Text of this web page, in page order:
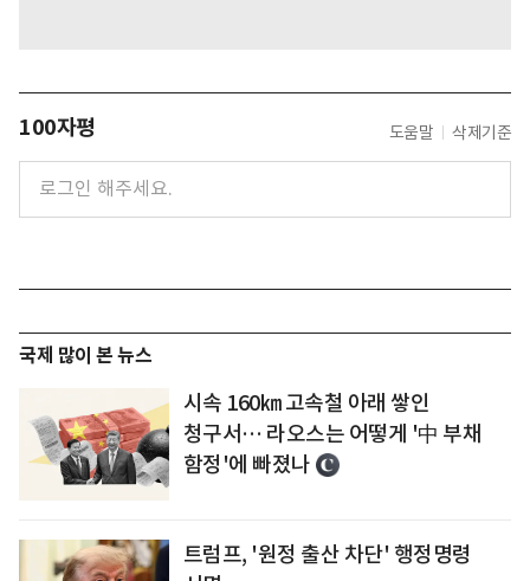
100자평 도움말 삭제기준
국제 많이 본 뉴스
시속 160㎞ 고속철 아래 쌓인
청구서… 라오스는 어떻게 '中 부채
함정'에 빠졌나
트럼프, '원정 출산 차단' 행정명령